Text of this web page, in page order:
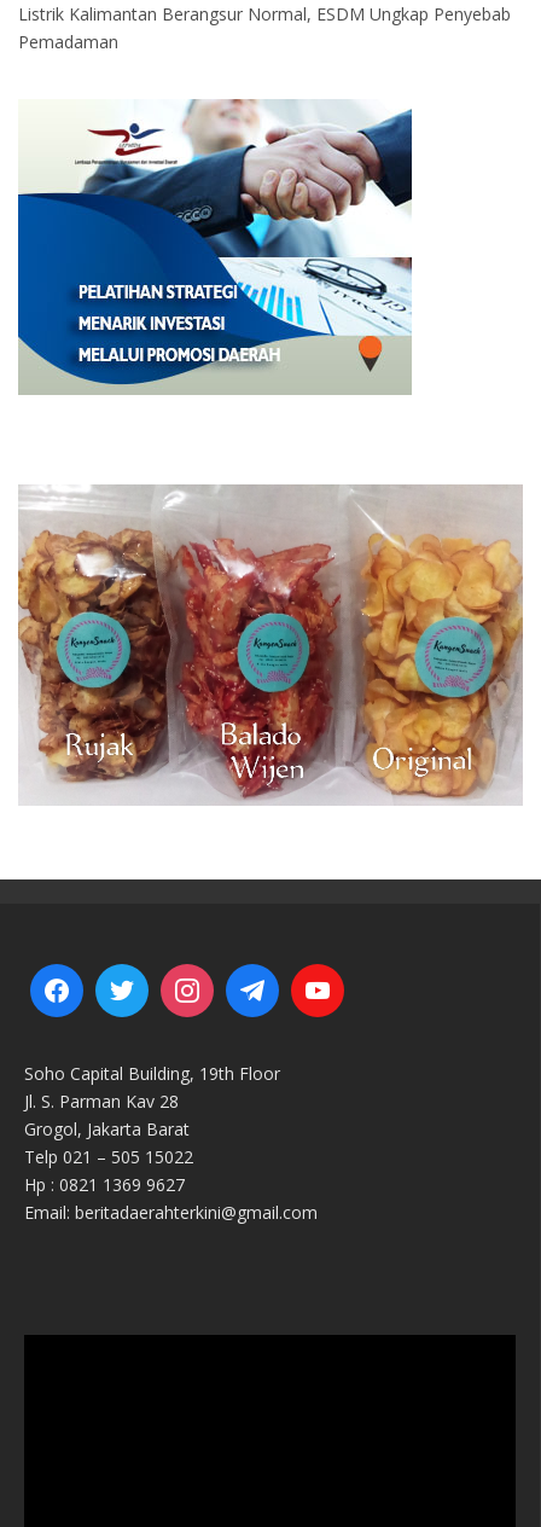
Listrik Kalimantan Berangsur Normal, ESDM Ungkap Penyebab
Pemadaman
Soho Capital Building, 19th Floor
Jl. S. Parman Kav 28
Grogol, Jakarta Barat
Telp 021 – 505 15022
Hp : 0821 1369 9627
Email: beritadaerahterkini@gmail.com